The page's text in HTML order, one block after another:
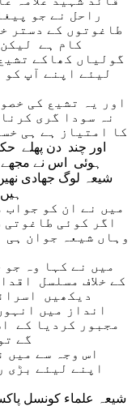
راحل نے جو
طاغوتوں کے دستر
کام ہے
گولیاں کھاکے
لیئے اپنے آپ
اور یہ تشیع کی
نہ سودا گری
کا امتیاز ہے ہی
اور چند دن پھلے
ہوئی اس نے مجھے
شیعہ لوگ جھادی
میں نے ان کو جواب
اگر کوئی
وہاں شیعہ جوان
میں نے کہا وہ
کے خلاف مسلسل
دیکھیں
انداز میں
مجبور کردیا کے
گے
اس وجہ سے میں
اپنے لیئے بڑی